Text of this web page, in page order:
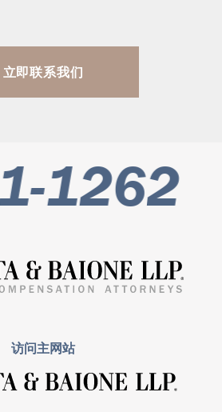
立即联系我们
1262
访问主网站